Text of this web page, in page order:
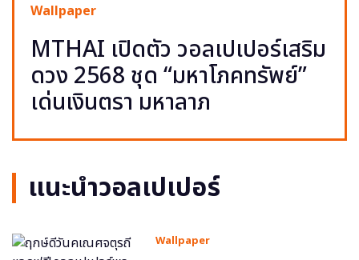
Wallpaper
MTHAI เปิดตัว วอลเปเปอร์เสริม
ดวง 2568 ชุด “มหาโภคทรัพย์”
เด่นเงินตรา มหาลาภ
แนะนำวอลเปเปอร์
Wallpaper